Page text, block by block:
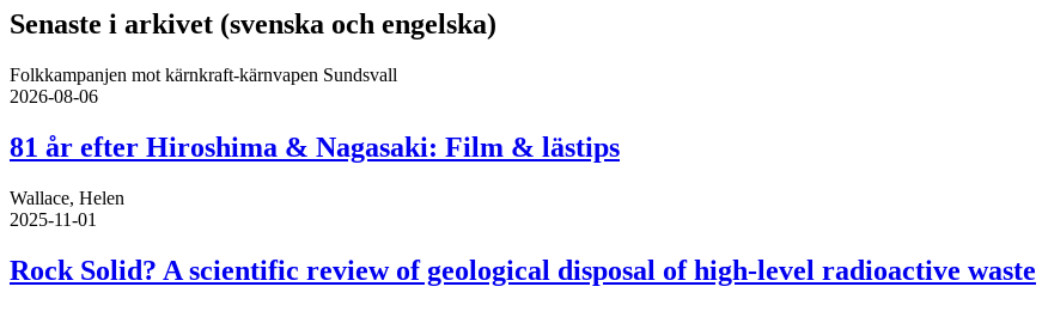
Senaste i arkivet (svenska och engelska)
Folkkampanjen mot kärnkraft-kärnvapen Sundsvall
2026-08-06
81 år efter Hiroshima & Nagasaki: Film & lästips
Wallace, Helen
2025-11-01
Rock Solid? A scientific review of geological disposal of high-level radioactive waste